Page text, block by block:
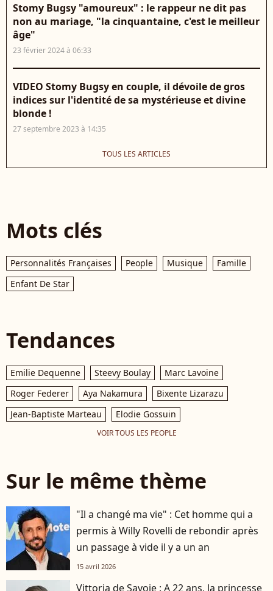
Stomy Bugsy "amoureux" : le rappeur ne dit pas
non au mariage, "la cinquantaine, c'est le meilleur
âge"
23 février 2024 à 06:33
VIDEO Stomy Bugsy en couple, il dévoile de gros
indices sur l'identité de sa mystérieuse et divine
blonde !
27 septembre 2023 à 14:35
TOUS LES ARTICLES
Mots clés
Personnalités Françaises People Musique
Famille
Enfant De Star
Tendances
Emilie Dequenne Steevy Boulay
Marc Lavoine
Roger Federer
Aya Nakamura
Bixente Lizarazu
Jean-Baptiste Marteau
Elodie Gossuin
VOIR TOUS LES PEOPLE
Sur le même thème
"Il a changé ma vie" : Cet homme qui a
permis à Willy Rovelli de rebondir après
un passage à vide il y a un an
15 avril 2026
Vittoria de Savoie : A 22 ans, la princesse